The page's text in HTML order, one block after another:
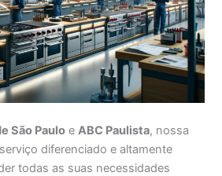
São Paulo eABC Paulista, nossa
diferenciado e altamente
todas as suas necessidades